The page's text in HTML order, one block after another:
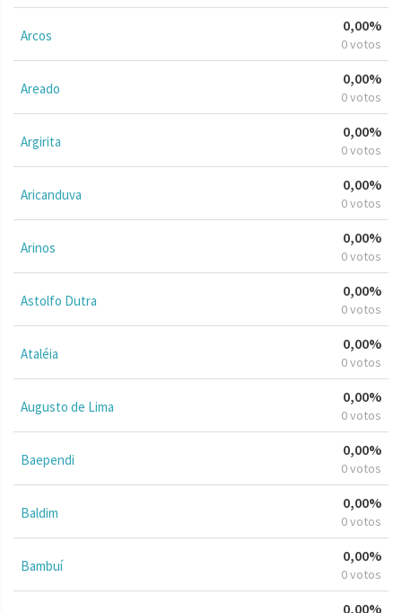
Arcos
0,00%
0 votos
Areado
0,00%
0 votos
Argirita
0,00%
0 votos
Aricanduva
0,00%
0 votos
Arinos
0,00%
0 votos
Astolfo Dutra
0,00%
0 votos
Ataléia
0,00%
0 votos
Augusto de Lima
0,00%
0 votos
Baependi
0,00%
0 votos
Baldim
0,00%
0 votos
Bambuí
0,00%
0 votos
0,00%